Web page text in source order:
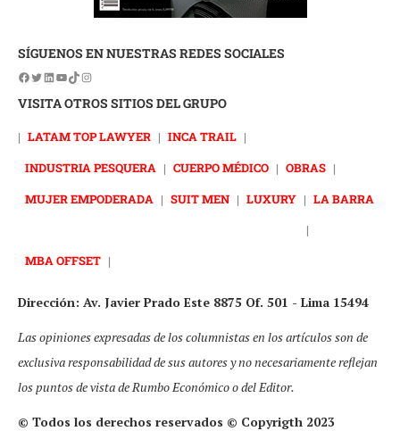
SÍGUENOS EN NUESTRAS REDES SOCIALES
VISITA OTROS SITIOS DEL GRUPO
| LATAM TOP LAWYER | INCA TRAIL |
INDUSTRIA PESQUERA | CUERPO MÉDICO | OBRAS |
MUJER EMPODERADA | SUIT MEN | LUXURY | LA BARRA
|
MBA OFFSET |
Dirección: Av. Javier Prado Este 8875 Of. 501 - Lima 15494
Las opiniones expresadas de los columnistas en los artículos son de
exclusiva responsabilidad de sus autores y no necesariamente reflejan
los puntos de vista de Rumbo Económico o del Editor.
© Todos los derechos reservados © Copyrigth 2023